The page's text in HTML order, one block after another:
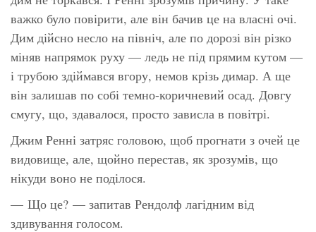
важко було повірити, але він бачив це на власні очі.
Дим дійсно несло на північ, але по дорозі він різко
міняв напрямок руху — ледь не під прямим кутом —
і трубою здіймався вгору, немов крізь димар. А ще
він залишав по собі темно-коричневий осад. Довгу
смугу, що, здавалося, просто зависла в повітрі.
Джим Ренні затряс головою, щоб прогнати з очей це
видовище, але, щойно перестав, як зрозумів, що
нікуди воно не поділося.
— Що це? — запитав Рендолф лагідним від
здивування голосом.